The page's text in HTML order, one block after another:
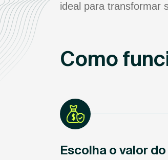
ideal para transformar
Como
Escolha o valor do